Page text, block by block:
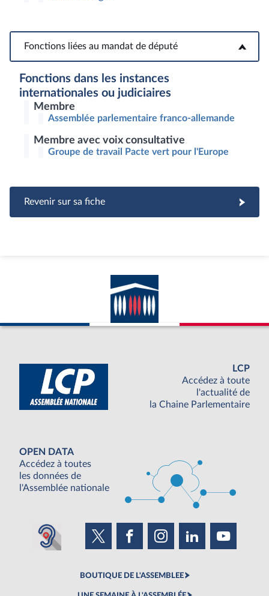
Fonctions liées au mandat de député
Fonctions liées au mandat de député
Fonctions dans les instances
internationales ou judiciaires
Membre
Assemblée parlementaire franco-allemande
Membre avec voix consultative
Groupe de travail Pacte vert pour l'Europe
Revenir sur sa fiche
LCP
Accédez à toute
l'actualité de
la Chaine Parlementaire
OPEN DATA
Accédez à toutes
les données de
l'Assemblée nationale
BOUTIQUE DE L'ASSEMBLEE